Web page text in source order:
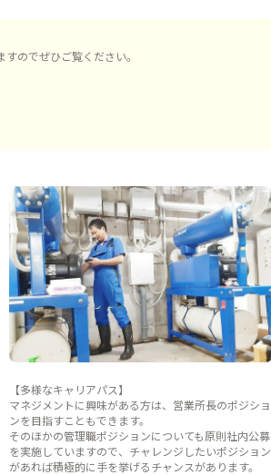
のでぜひご覧ください。
【多様なキャリアパス】
マネジメントに興味がある方は、営業所長のポジショ
ンを目指すこともできます。
そのほかの管理職ポジションについても原則社内公募
を実施していますので、チャレンジしたいポジション
があれば積極的に手を挙げるチャンスがあります。